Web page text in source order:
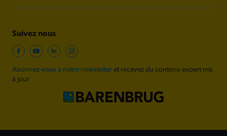
Suivez nous
Abonnez-vous à notre newsletter et recevez du contenu expert mis
à jour